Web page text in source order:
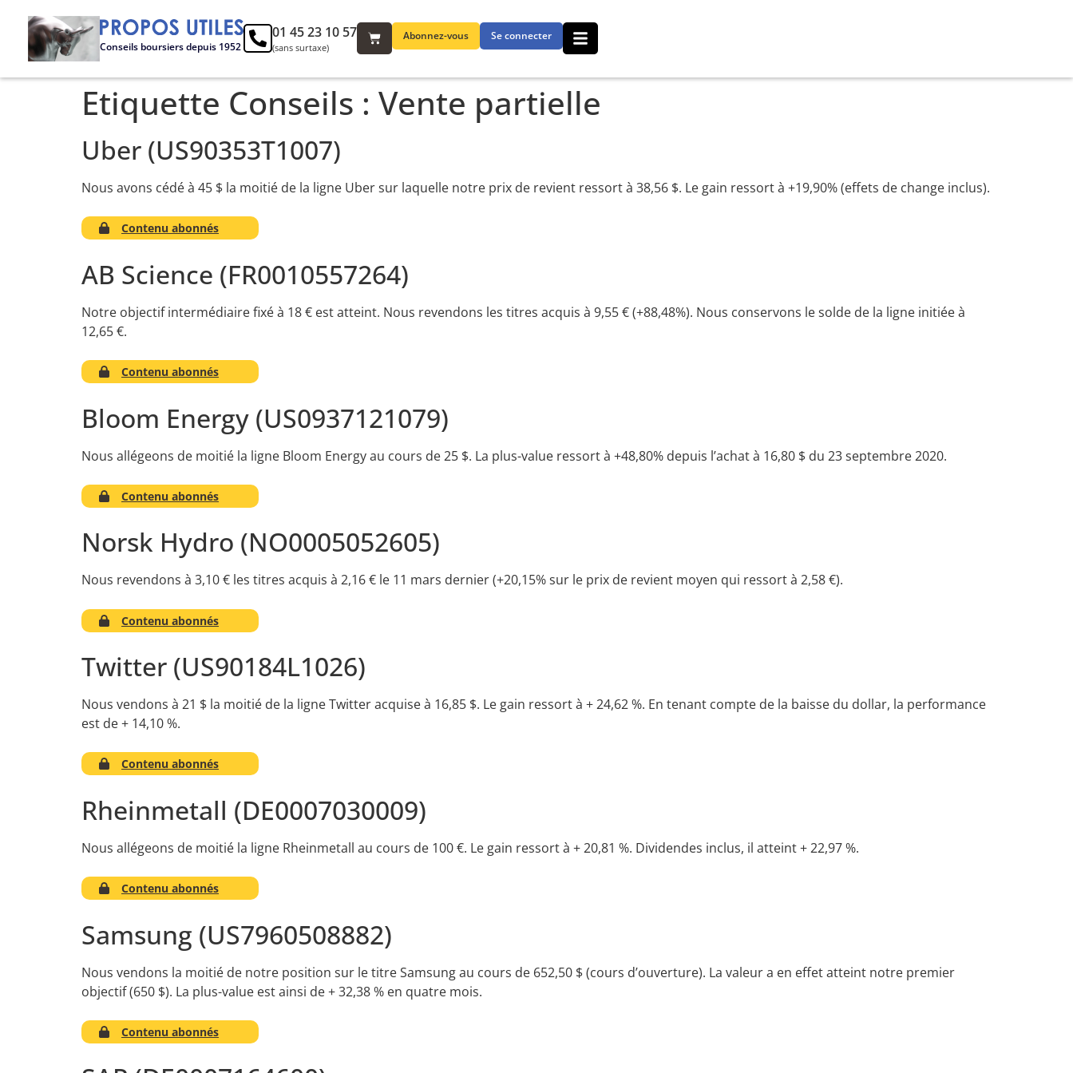
Conseils boursiers depuis 1952
Abonnez-vous Se connecter
01 45 23 10 57
(sans surtaxe)
Etiquette Conseils : Vente partielle
Uber (US90353T1007)
Nous avons cédé à 45 $ la moitié de la ligne Uber sur laquelle notre prix de revient ressort à 38,56 $. Le gain ressort à +19,90% (effets de change inclus).
Contenu abonnés
AB Science (FR0010557264)
Notre objectif intermédiaire fixé à 18 € est atteint. Nous revendons les titres acquis à 9,55 € (+88,48%). Nous conservons le solde de la ligne initiée à
12,65 €.
Contenu abonnés
Bloom Energy (US0937121079)
Nous allégeons de moitié la ligne Bloom Energy au cours de 25 $. La plus-value ressort à +48,80% depuis l’achat à 16,80 $ du 23 septembre 2020.
Contenu abonnés
Norsk Hydro (NO0005052605)
Nous revendons à 3,10 € les titres acquis à 2,16 € le 11 mars dernier (+20,15% sur le prix de revient moyen qui ressort à 2,58 €).
Contenu abonnés
Twitter (US90184L1026)
Nous vendons à 21 $ la moitié de la ligne Twitter acquise à 16,85 $. Le gain ressort à + 24,62 %. En tenant compte de la baisse du dollar, la performance
est de + 14,10 %.
Contenu abonnés
Rheinmetall (DE0007030009)
Nous allégeons de moitié la ligne Rheinmetall au cours de 100 €. Le gain ressort à + 20,81 %. Dividendes inclus, il atteint + 22,97 %.
Contenu abonnés
Samsung (US7960508882)
Nous vendons la moitié de notre position sur le titre Samsung au cours de 652,50 $ (cours d’ouverture). La valeur a en effet atteint notre premier
objectif (650 $). La plus-value est ainsi de + 32,38 % en quatre mois.
Contenu abonnés